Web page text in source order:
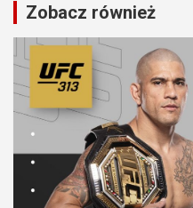
Zobacz również